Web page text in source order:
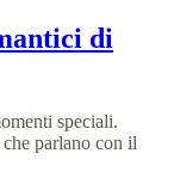
di
speciali.
parlano con il